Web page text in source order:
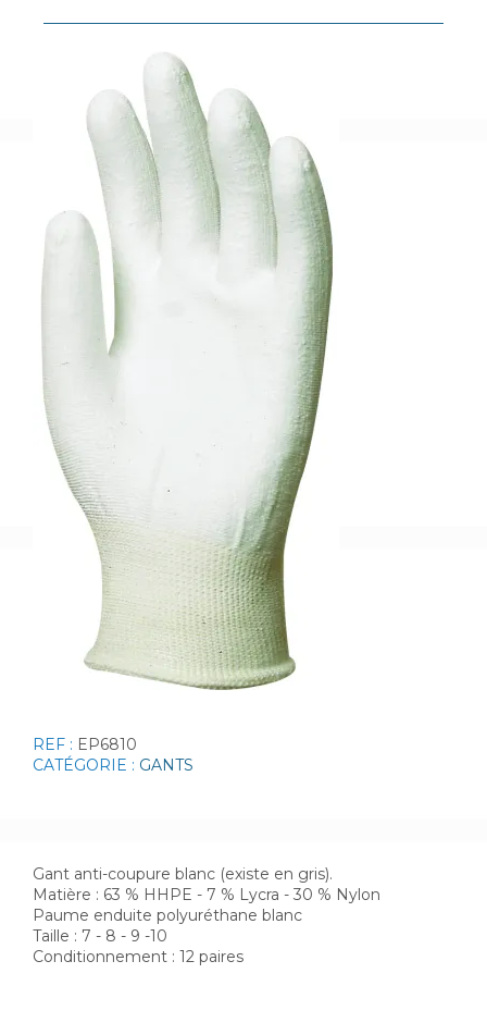
REF : EP6810
CATÉGORIE : GANTS
Gant anti-coupure blanc (existe en gris).
Matière : 63 % HHPE - 7 % Lycra - 30 % Nylon
Paume enduite polyuréthane blanc
Taille : 7 - 8 - 9 -10
Conditionnement : 12 paires